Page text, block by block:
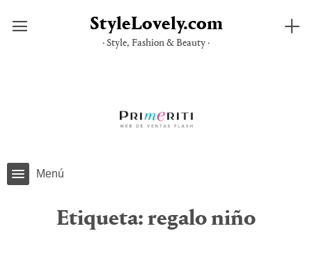
StyleLovely.com
· Style, Fashion & Beauty ·
Menú
Etiqueta: regalo niño